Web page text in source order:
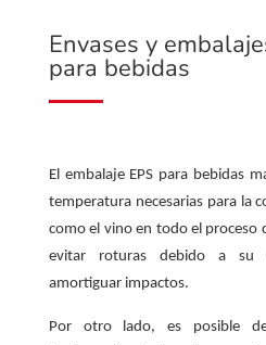
Envases y
para bebidas
El embalaje EPS para bebidas
temperatura necesarias para la
como el vino en todo el proceso
evitar roturas debido a su
amortiguar impactos.
Por otro lado, es posible